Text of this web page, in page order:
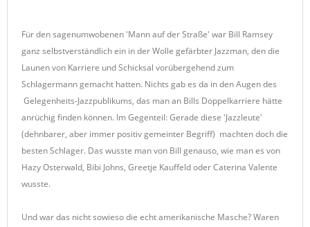
Für den sagenumwobenen 'Mann auf der Straße' war Bill Ramsey
ganz selbstverständlich ein in der Wolle gefärbter Jazzman, den die
Launen von Karriere und Schicksal vorübergehend zum
Schlagermann gemacht hatten. Nichts gab es da in den Augen des
Gelegenheits-Jazzpublikums, das man an Bills Doppelkarriere hätte
anrüchig finden können. Im Gegenteil: Gerade diese 'Jazzleute'
(dehnbarer, aber immer positiv gemeinter Begriff) machten doch die
besten Schlager. Das wusste man von Bill genauso, wie man es von
Hazy Osterwald, Bibi Johns, Greetje Kauffeld oder Caterina Valente
wusste.
Und war das nicht sowieso die echt amerikanische Masche? Waren